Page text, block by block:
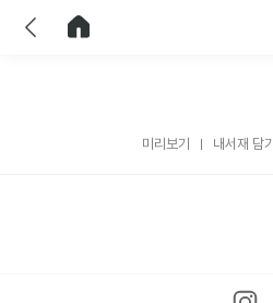
미리보기 내서재 담기